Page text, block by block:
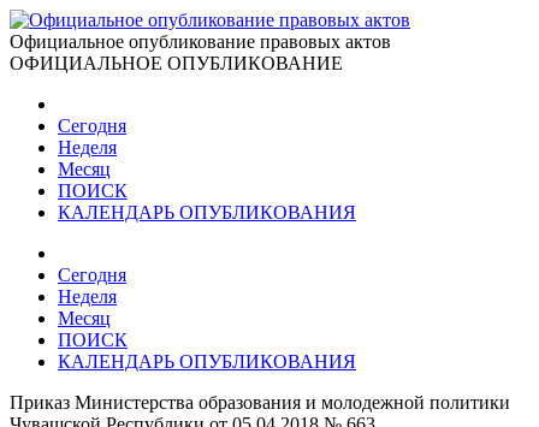
Официальное опубликование правовых актов
ОФИЦИАЛЬНОЕ ОПУБЛИКОВАНИЕ
Сегодня
Неделя
Месяц
ПОИСК
КАЛЕНДАРЬ ОПУБЛИКОВАНИЯ
Сегодня
Неделя
Месяц
ПОИСК
КАЛЕНДАРЬ ОПУБЛИКОВАНИЯ
Приказ Министерства образования и молодежной политики